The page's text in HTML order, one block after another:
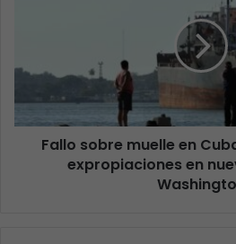
Fallo sobre muelle en
expropiaciones en